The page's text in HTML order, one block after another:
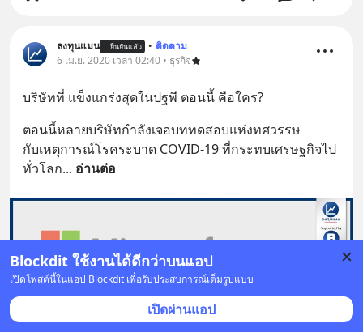
Blockdit ใช้งานได้ดีกว่าบนแอป
เปิดโพสต์นี้ในแอป Blockdit เพื่อรับประสบการณ์เต็มรูปแบบ
เปิดผ่านแอป
ลงทุนแมน ยืนยันแล้ว • ติดตาม
6 เม.ย. 2020 เวลา 02:40 • ธุรกิจ
บริษัทที่ แข็งแกร่งสุดในปฐพี ตอนนี้ คือใคร?
ตอนนี้หลายบริษัทกำลังเจอบททดสอบแห่งทศวรรษ
กับเหตุการณ์โรคระบาด COVID-19 ที่กระทบเศรษฐกิจไป
ทั่วโลก... อ่านต่อ